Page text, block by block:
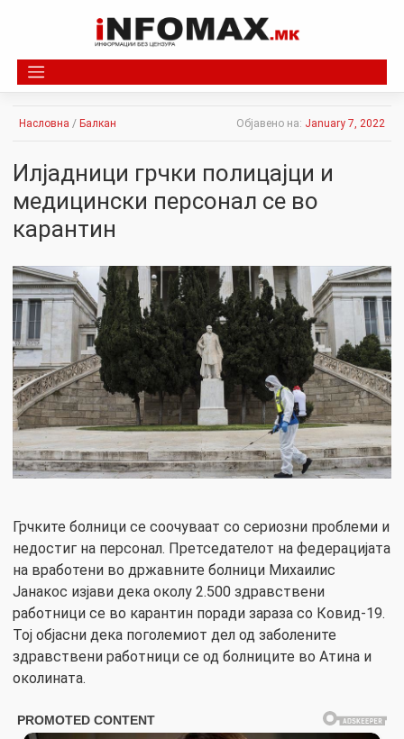
Насловна / Балкан Објавено на: January 7, 2022
Илјадници грчки полицајци и
медицински персонал се во
карантин
Грчките болници се соочуваат со сериозни проблеми и
недостиг на персонал. Претседателот на федерацијата
на вработени во државните болници Михаилис
Јанакос изјави дека околу 2.500 здравствени
работници се во карантин поради зараза со Ковид-19.
Тој објасни дека поголемиот дел од заболените
здравствени работници се од болниците во Атина и
околината.